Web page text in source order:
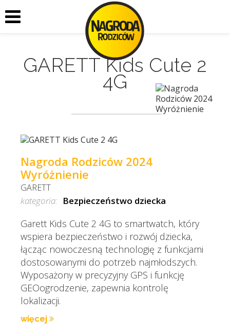
GARETT Kids Cute 2
4G
Nagroda Rodziców 2024
Wyróżnienie
GARETT
kategoria: Bezpieczeństwo dziecka
Garett Kids Cute 2 4G to smartwatch, który
wspiera bezpieczeństwo i rozwój dziecka,
łącząc nowoczesną technologię z funkcjami
dostosowanymi do potrzeb najmłodszych.
Wyposażony w precyzyjny GPS i funkcję
GEOogrodzenie, zapewnia kontrolę
lokalizacji.
więcej